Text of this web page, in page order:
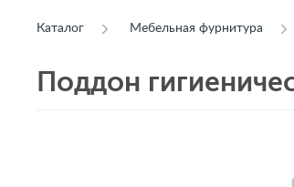
Каталог Мебельная фурнитура
Поддон